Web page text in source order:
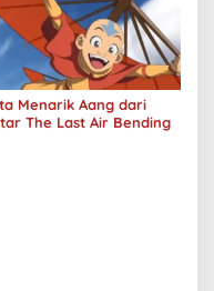
Menarik Aang dari
The Last Air Bending